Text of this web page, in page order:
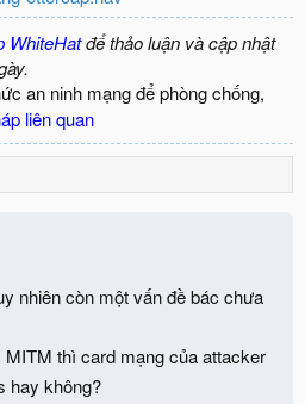
WhiteHatđể thảo luận và cập nhật
an ninh mạng để phòng chống,
liên quan
nhiên còn một vấn đề bác chưa
thì card mạng của attacker
hay không?